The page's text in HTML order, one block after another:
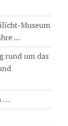
Museum
…
rund um das
. .